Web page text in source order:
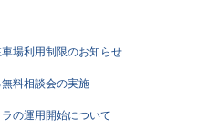
場利用制限のお知らせ
料相談会の実施
の運用開始について